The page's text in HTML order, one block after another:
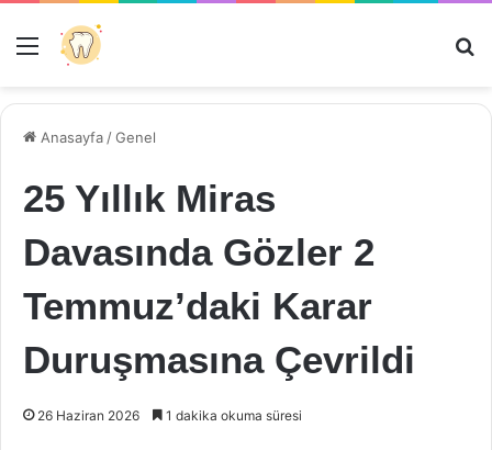
Menü
Anasayfa /Genel
25 Yıllık Miras
Davasında Gözler 2
Temmuz’daki Karar
Duruşmasına Çevrildi
26 Haziran 2026 1 dakika okuma süresi